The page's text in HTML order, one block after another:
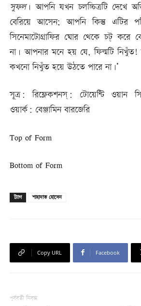
সুফল। আপনি যখন চলচ্চিত্রটি দেখে
বেরিয়ে আসেন; আপনি কিন্তু এটির
সিনেমাটোগ্রাফির ঘোর থেকে চট্ করে
না। আপনার মনে হয় যে, ফিল্মটি নিখুঁত!
কখনো নিখুঁত হয়ে উঠতে পারে না।’
সূত্র: রিফ্লেকশনস্: টোয়েন্টি ওয়ান
ওয়ার্ক: বেঞ্জামিন বারজেরি
Top of Form
Bottom of Form
ট্যাগ শাহাদাত হোসেন
Copy URL Facebook
পূর্ববর্তী নিবন্ধ